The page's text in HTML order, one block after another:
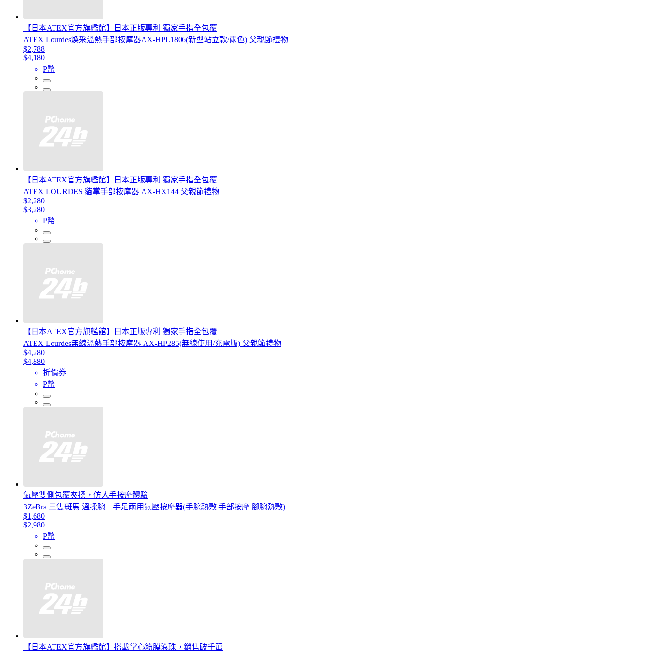
【日本ATEX官方旗艦館】日本正版專利 獨家手指全包覆
ATEX Lourdes煥采溫熱手部按摩器AX-HPL1806(新型站立款/兩色) 父親節禮物
$2,788
$4,180
P幣
【日本ATEX官方旗艦館】日本正版專利 獨家手指全包覆
ATEX LOURDES 貓掌手部按摩器 AX-HX144 父親節禮物
$2,280
$3,280
P幣
【日本ATEX官方旗艦館】日本正版專利 獨家手指全包覆
ATEX Lourdes無線溫熱手部按摩器 AX-HP285(無線使用/充電版) 父親節禮物
$4,280
$4,880
折價券
P幣
氣壓雙側包覆夾揉，仿人手按摩體驗
3ZeBra 三隻斑馬 溫揉腕｜手足兩用氣壓按摩器(手腕熱敷 手部按摩 腳腕熱敷)
$1,680
$2,980
P幣
【日本ATEX官方旗艦館】搭載掌心筋膜滾珠，銷售破千萬